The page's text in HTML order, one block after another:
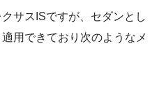
サスISですが、セダンとし
用できており次のようなメ